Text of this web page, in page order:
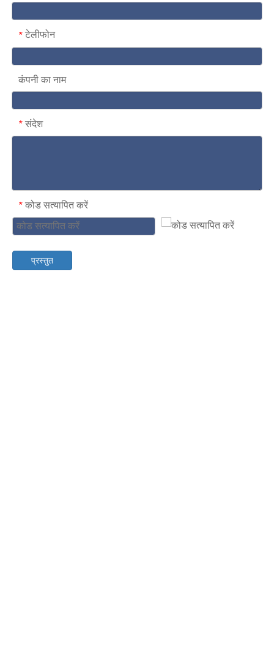
* टेलीफोन
कंपनी का नाम
* संदेश
* कोड सत्यापित करें
प्रस्तुत